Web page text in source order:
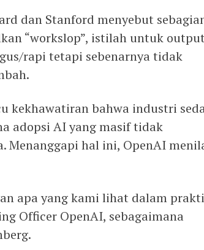
dan Stanford menyebut
“workslop”, istilah untuk output
rapi tetapi sebenarnya tidak
kekhawatiran bahwa industri
adopsi AI yang masif tidak
Menanggapi hal ini, OpenAI
apa yang kami lihat dalam
Officer OpenAI, sebagaimana